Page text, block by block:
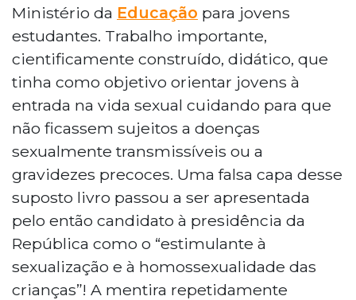
Ministério da Educação para jovens
estudantes. Trabalho importante,
cientificamente construído, didático, que
tinha como objetivo orientar jovens à
entrada na vida sexual cuidando para que
não ficassem sujeitos a doenças
sexualmente transmissíveis ou a
gravidezes precoces. Uma falsa capa desse
suposto livro passou a ser apresentada
pelo então candidato à presidência da
República como o “estimulante à
sexualização e à homossexualidade das
crianças”! A mentira repetidamente